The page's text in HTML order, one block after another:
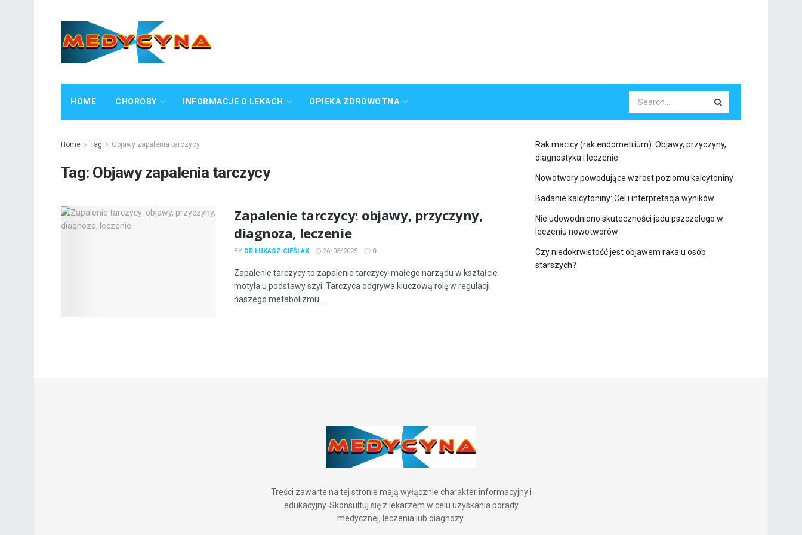
HOME CHOROBY INFORMACJE O LEKACH OPIEKA ZDROWOTNA
Home Tag Objawy zapalenia tarczycy
Tag: Objawy zapalenia tarczycy
Zapalenie tarczycy: objawy, przyczyny,
diagnoza, leczenie
BY DR ŁUKASZ CIEŚLAK 26/05/2025 0
Zapalenie tarczycy to zapalenie tarczycy-małego narządu w kształcie
motyla u podstawy szyi. Tarczyca odgrywa kluczową rolę w regulacji
naszego metabolizmu ...
Rak macicy (rak endometrium): Objawy, przyczyny,
diagnostyka i leczenie
Nowotwory powodujące wzrost poziomu kalcytoniny
Badanie kalcytoniny: Cel i interpretacja wyników
Nie udowodniono skuteczności jadu pszczelego w
leczeniu nowotworów
Czy niedokrwistość jest objawem raka u osób
starszych?
Treści zawarte na tej stronie mają wyłącznie charakter informacyjny i
edukacyjny. Skonsultuj się z lekarzem w celu uzyskania porady
medycznej, leczenia lub diagnozy.